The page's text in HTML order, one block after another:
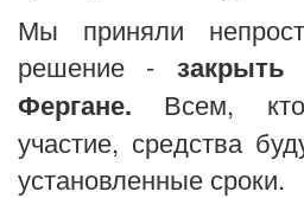
Мы приняли
решение - закрыть
Фергане. Всем,
участие, средства
установленные сроки.